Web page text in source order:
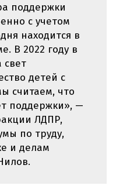
поддержки
с учетом
находится в
В 2022 году в
свет
детей с
считаем, что
поддержки», —
ЛДПР,
по труду,
и делам